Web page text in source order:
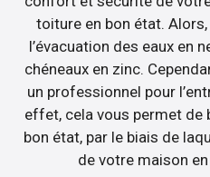
toiture en bon état.
l’évacuation des eaux en
chéneaux en zinc.
un professionnel pour
effet, cela vous permet de
bon état, par le biais de
de votre maison